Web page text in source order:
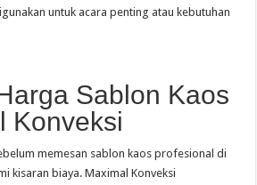
untuk acara penting atau kebutuhan
Sablon Kaos
Konveksi
memesan sablon kaos profesional di
kisaran biaya. Maximal Konveksi